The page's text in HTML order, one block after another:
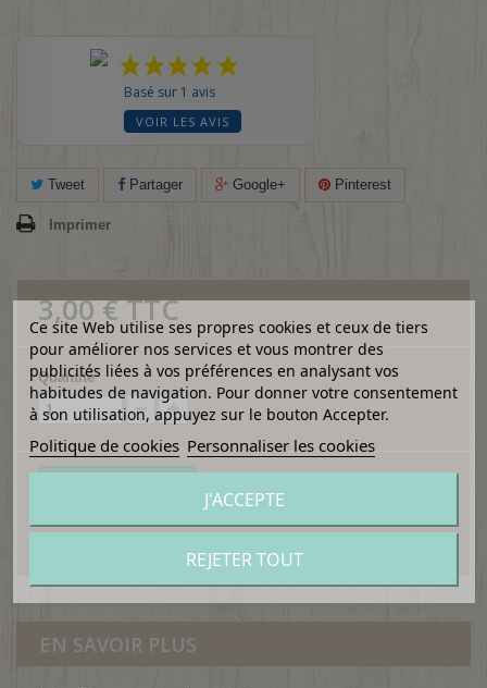
Basé sur 1 avis
VOIR LES AVIS
Tweet Partager Google+ Pinterest
Imprimer
3,00 €TTC
Quantité
Ajouter à ma liste d'envies
EN SAVOIR PLUS
Ce site Web utilise ses propres cookies et ceux de tiers
pour améliorer nos services et vous montrer des
publicités liées à vos préférences en analysant vos
habitudes de navigation. Pour donner votre consentement
à son utilisation, appuyez sur le bouton Accepter.
Politique de cookies Personnaliser les cookies
REJETER TOUT
J'ACCEPTE